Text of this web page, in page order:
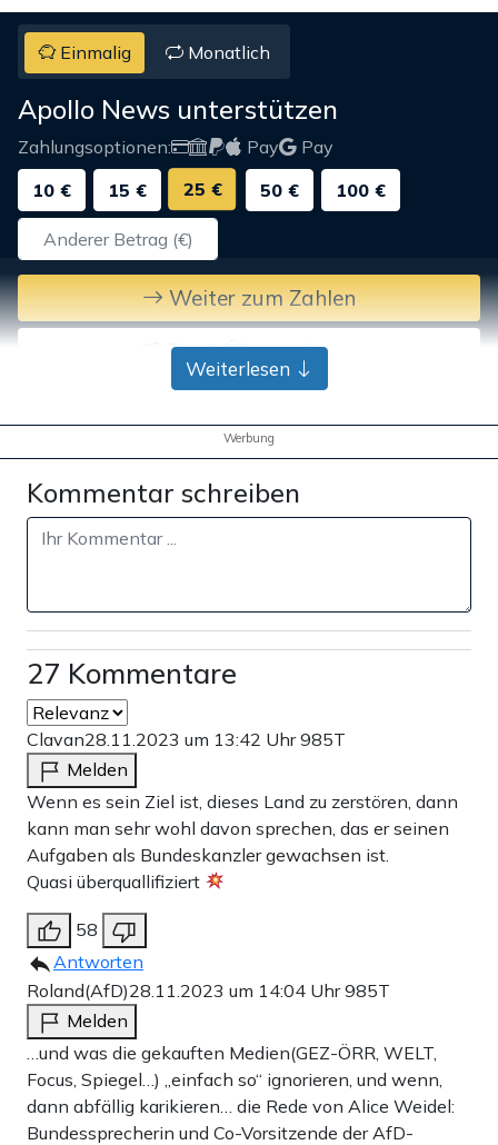
Einmalig Monatlich
Apollo News unterstützen
Zahlungsoptionen: Pay
Pay
10 €
15 € 25 € 50 € 100 €
Weiter zum Zahlen
Bank-Überweisung
Weiterlesen
Werbung
Kommentar schreiben
27 Kommentare
Clavan28.11.2023 um 13:42 Uhr985T
Melden
Wenn es sein Ziel ist, dieses Land zu zerstören, dann
kann man sehr wohl davon sprechen, das er seinen
Aufgaben als Bundeskanzler gewachsen ist.
Quasi überquallifiziert
58
Antworten
Roland(AfD)28.11.2023 um 14:04 Uhr985T
Melden
…und was die gekauften Medien(GEZ-ÖRR, WELT,
Focus, Spiegel…) „einfach so“ ignorieren, und wenn,
dann abfällig karikieren… die Rede von Alice Weidel:
Bundessprecherin und Co-Vorsitzende der AfD-